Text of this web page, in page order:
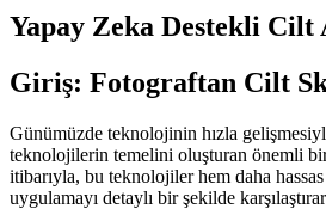
Yapay Zeka Destekli
Giriş: Fotograftan Cilt
Günümüzde teknolojinin hızla
teknolojilerin temelini oluşturan önemli
itibarıyla, bu teknolojiler hem daha
uygulamayı detaylı bir şekilde